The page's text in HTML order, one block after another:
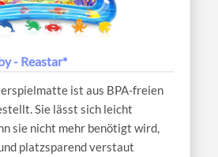
- Reastar*
ist aus BPA-freien
Sie lässt sich leicht
sie nicht mehr benötigt wird,
platzsparend verstaut